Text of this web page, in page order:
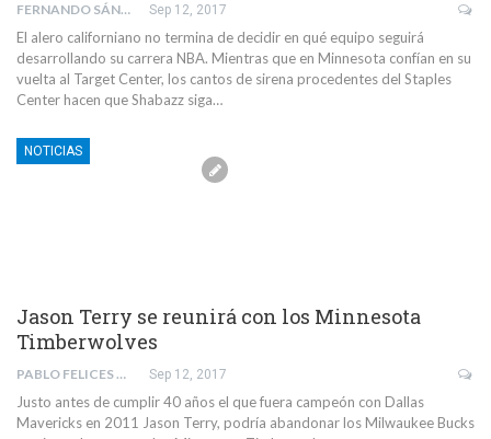
FERNANDO SÁNCHEZ TAVERO Sep 12, 2017
El alero californiano no termina de decidir en qué equipo seguirá
desarrollando su carrera NBA. Mientras que en Minnesota confían en su
vuelta al Target Center, los cantos de sirena procedentes del Staples
Center hacen que Shabazz siga…
NOTICIAS
Jason Terry se reunirá con los Minnesota
Timberwolves
PABLO FELICES MANERO Sep 12, 2017
Justo antes de cumplir 40 años el que fuera campeón con Dallas
Mavericks en 2011 Jason Terry, podría abandonar los Milwaukee Bucks